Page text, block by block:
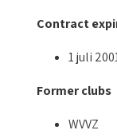
Contract
1 juli
Former clubs
WVVZ